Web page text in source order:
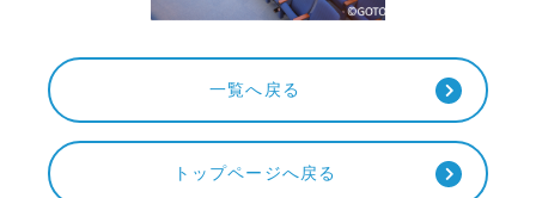
一覧へ戻る
トップページへ戻る